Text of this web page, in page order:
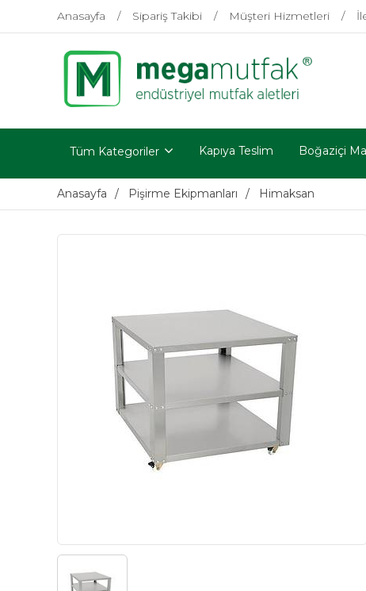
Anasayfa Sipariş Takibi Müşteri Hizmetleri
Tüm Kategoriler Kapıya Teslim Boğaziçi
Anasayfa Pişirme Ekipmanları Himaksan